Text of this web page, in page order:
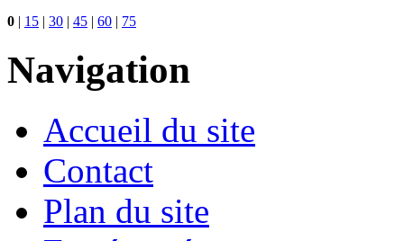
0 | 15 | 30 | 45 | 60 | 75
Navigation
Accueil du site
Contact
Plan du site